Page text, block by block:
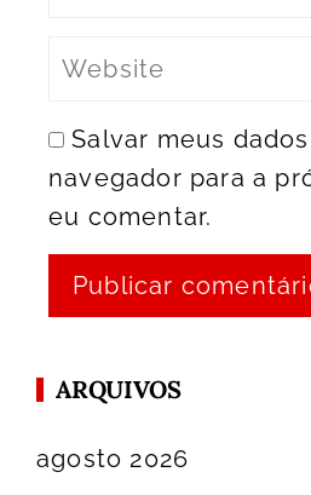
Salvar meus
navegador para a
eu comentar.
ARQUIVOS
agosto 2026